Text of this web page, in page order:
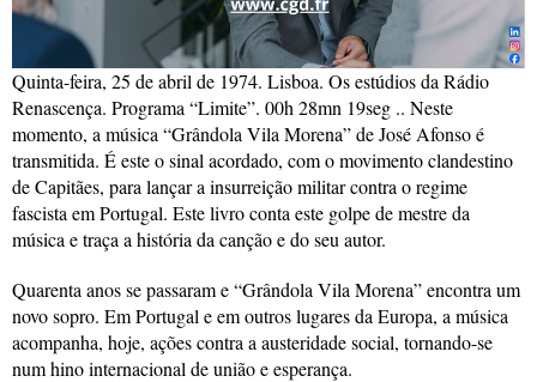
Quinta-feira, 25 de abril de 1974. Lisboa. Os estúdios da Rádio
Renascença. Programa “Limite”. 00h 28mn 19seg .. Neste
momento, a música “Grândola Vila Morena” de José Afonso é
transmitida. É este o sinal acordado, com o movimento clandestino
de Capitães, para lançar a insurreição militar contra o regime
fascista em Portugal. Este livro conta este golpe de mestre da
música e traça a história da canção e do seu autor.
Quarenta anos se passaram e “Grândola Vila Morena” encontra um
novo sopro. Em Portugal e em outros lugares da Europa, a música
acompanha, hoje, ações contra a austeridade social, tornando-se
num hino internacional de união e esperança.